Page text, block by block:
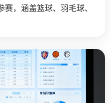
，涵盖篮球、羽毛球、